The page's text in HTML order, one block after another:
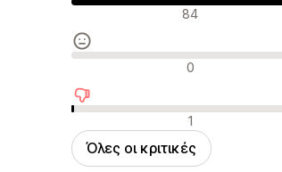
Θετικές κριτικές84
Ουδέτερες κριτικές
0
Αρνητικές κριτικές
1
Όλες οι κριτικές